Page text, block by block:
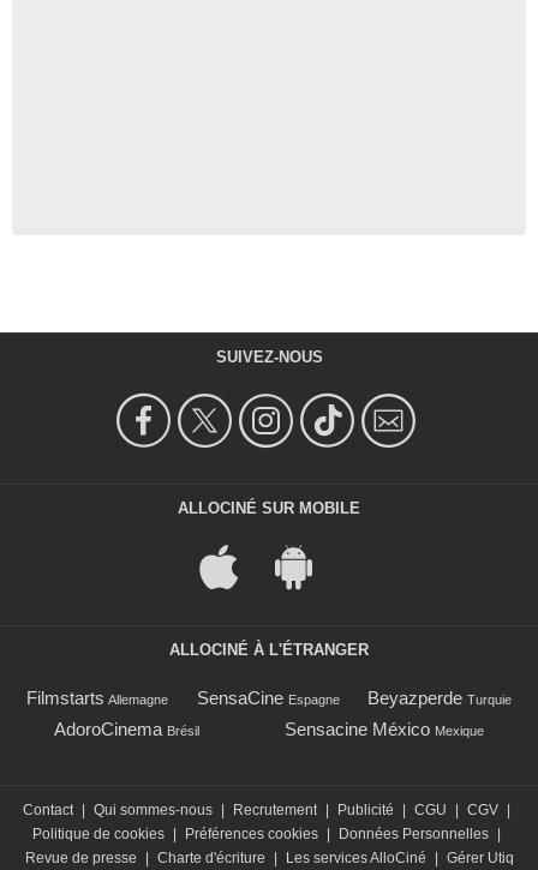
SUIVEZ-NOUS
ALLOCINÉ SUR MOBILE
ALLOCINÉ À L'ÉTRANGER
Filmstarts Allemagne SensaCine Espagne Beyazperde Turquie
AdoroCinema Brésil Sensacine México Mexique
Contact Qui sommes-nous Recrutement Publicité CGU CGV
Politique de cookies
Préférences cookies Données Personnelles
Revue de presse
Charte d'écriture Les services AlloCiné Gérer Utiq